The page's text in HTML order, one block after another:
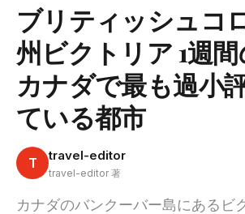
ブリティッシュコ
州ビクトリア 1週
カナダで最も過小
ている都市
T travel-editor
travel-editor 著
カナダのバンクーバー島にあるビ